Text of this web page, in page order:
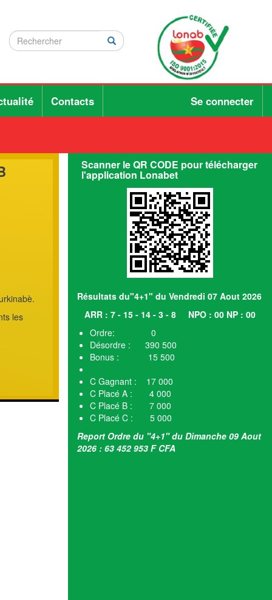
Rechercher
Rechercher Rechercher
Contacts Se connecter
les
Scanner le QR CODE pour télécharger
l'application Lonabet
Résultats du"4+1" du Vendredi 07 Aout 2026
ARR : 7 - 15 - 14 - 3 - 8 NPO : 00 NP : 00
Ordre: 0
Désordre : 390 500
Bonus : 15 500
C Gagnant : 17 000
C Placé A : 4 000
C Placé B : 7 000
C Placé C : 5 000
Report Ordre du "4+1" du Dimanche 09 Aout
2026 : 63 452 953 F CFA